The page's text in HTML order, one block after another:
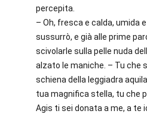
percepita.
– Oh, fresca e calda, umida
sussurrò, e già alle prime
scivolarle sulla pelle nuda
alzato le maniche. – Tu che
schiena della leggiadra
tua magnifica stella, tu che
Agis ti sei donata a me, a te